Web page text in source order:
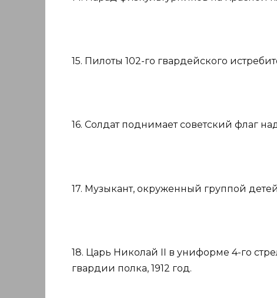
15. Пилоты 102-го гвардейского
16. Солдат поднимает советский флаг
17. Музыкант, окруженный группой
18. Царь Николай II в униформе 4-го
гвардии полка, 1912 год.